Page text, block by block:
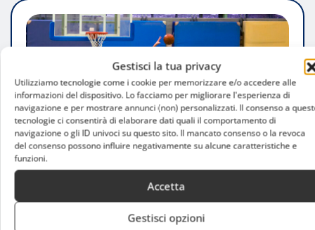
Gestisci la tua privacy
Utilizziamo tecnologie come i cookie per memorizzare e/o accedere alle
informazioni del dispositivo. Lo facciamo per migliorare l'esperienza di
navigazione e per mostrare annunci (non) personalizzati. Il consenso a
tecnologie ci consentirà di elaborare dati quali il comportamento di
navigazione o gli ID univoci su questo sito. Il mancato consenso o la revoca
del consenso possono influire negativamente su alcune caratteristiche e
funzioni.
Accetta
Gestisci opzioni